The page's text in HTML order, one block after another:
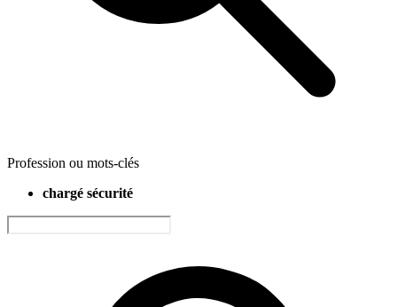
Profession ou mots-clés
chargé sécurité